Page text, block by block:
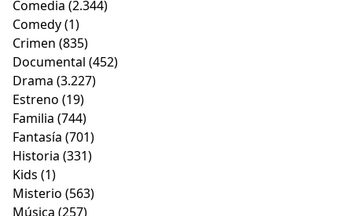
Comedia (2.344)
Comedy(1)
Crimen (835)
Documental (452)
Drama (3.227)
Estreno (19)
Familia (744)
Fantasía (701)
Historia (331)
Kids (1)
Misterio (563)
Música (257)